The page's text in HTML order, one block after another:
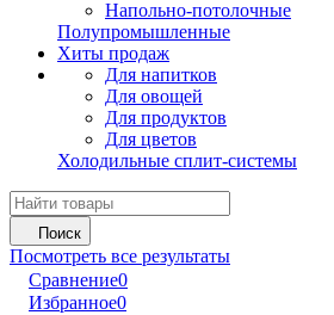
Напольно-потолочные
Полупромышленные
Хиты продаж
Для напитков
Для овощей
Для продуктов
Для цветов
Холодильные сплит-системы
Поиск
Посмотреть все результаты
Сравнение0
Избранное0